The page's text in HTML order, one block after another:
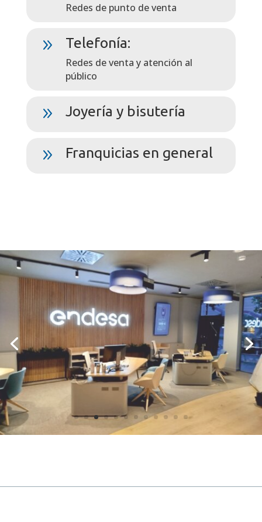
Redes de punto de venta
9 Telefonía:
Redes de venta y atención al
público
9 Joyería y bisutería
9 Franquicias en general